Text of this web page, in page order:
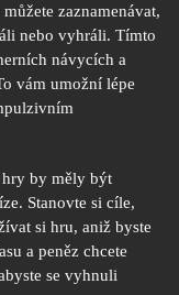
zaznamenávat,
nebo vyhráli. Tímto
návycích a
vám umožní lépe
hry by měly být
Stanovte si cíle,
si hru, aniž byste
a peněz chcete
se vyhnuli